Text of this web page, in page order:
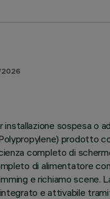
2026
sospesa o
prodotto
completo di
di alimentatore
e richiamo
e attivabile